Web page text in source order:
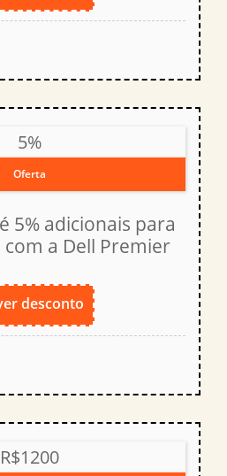
5%
Oferta
5% adicionais para
a Dell Premier
desconto
R$1200